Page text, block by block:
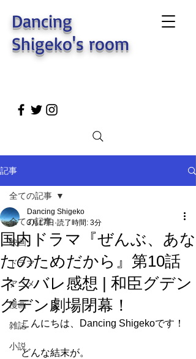
Dancing
Shigeko's room
記事
全ての記事
映画
ドラマ
アニメ
漫画
雑誌
小説
全ての記事
国内ドラマ『ぜんぶ、あな
たのためだから』第10話
ネタバレ感想 | 和臣グデン
グデン劇場閉幕！
Dancing Shigeko
3月17日 読了時間: 3分
こんにちは、Dancing Shigekoです！
どんな結末が。